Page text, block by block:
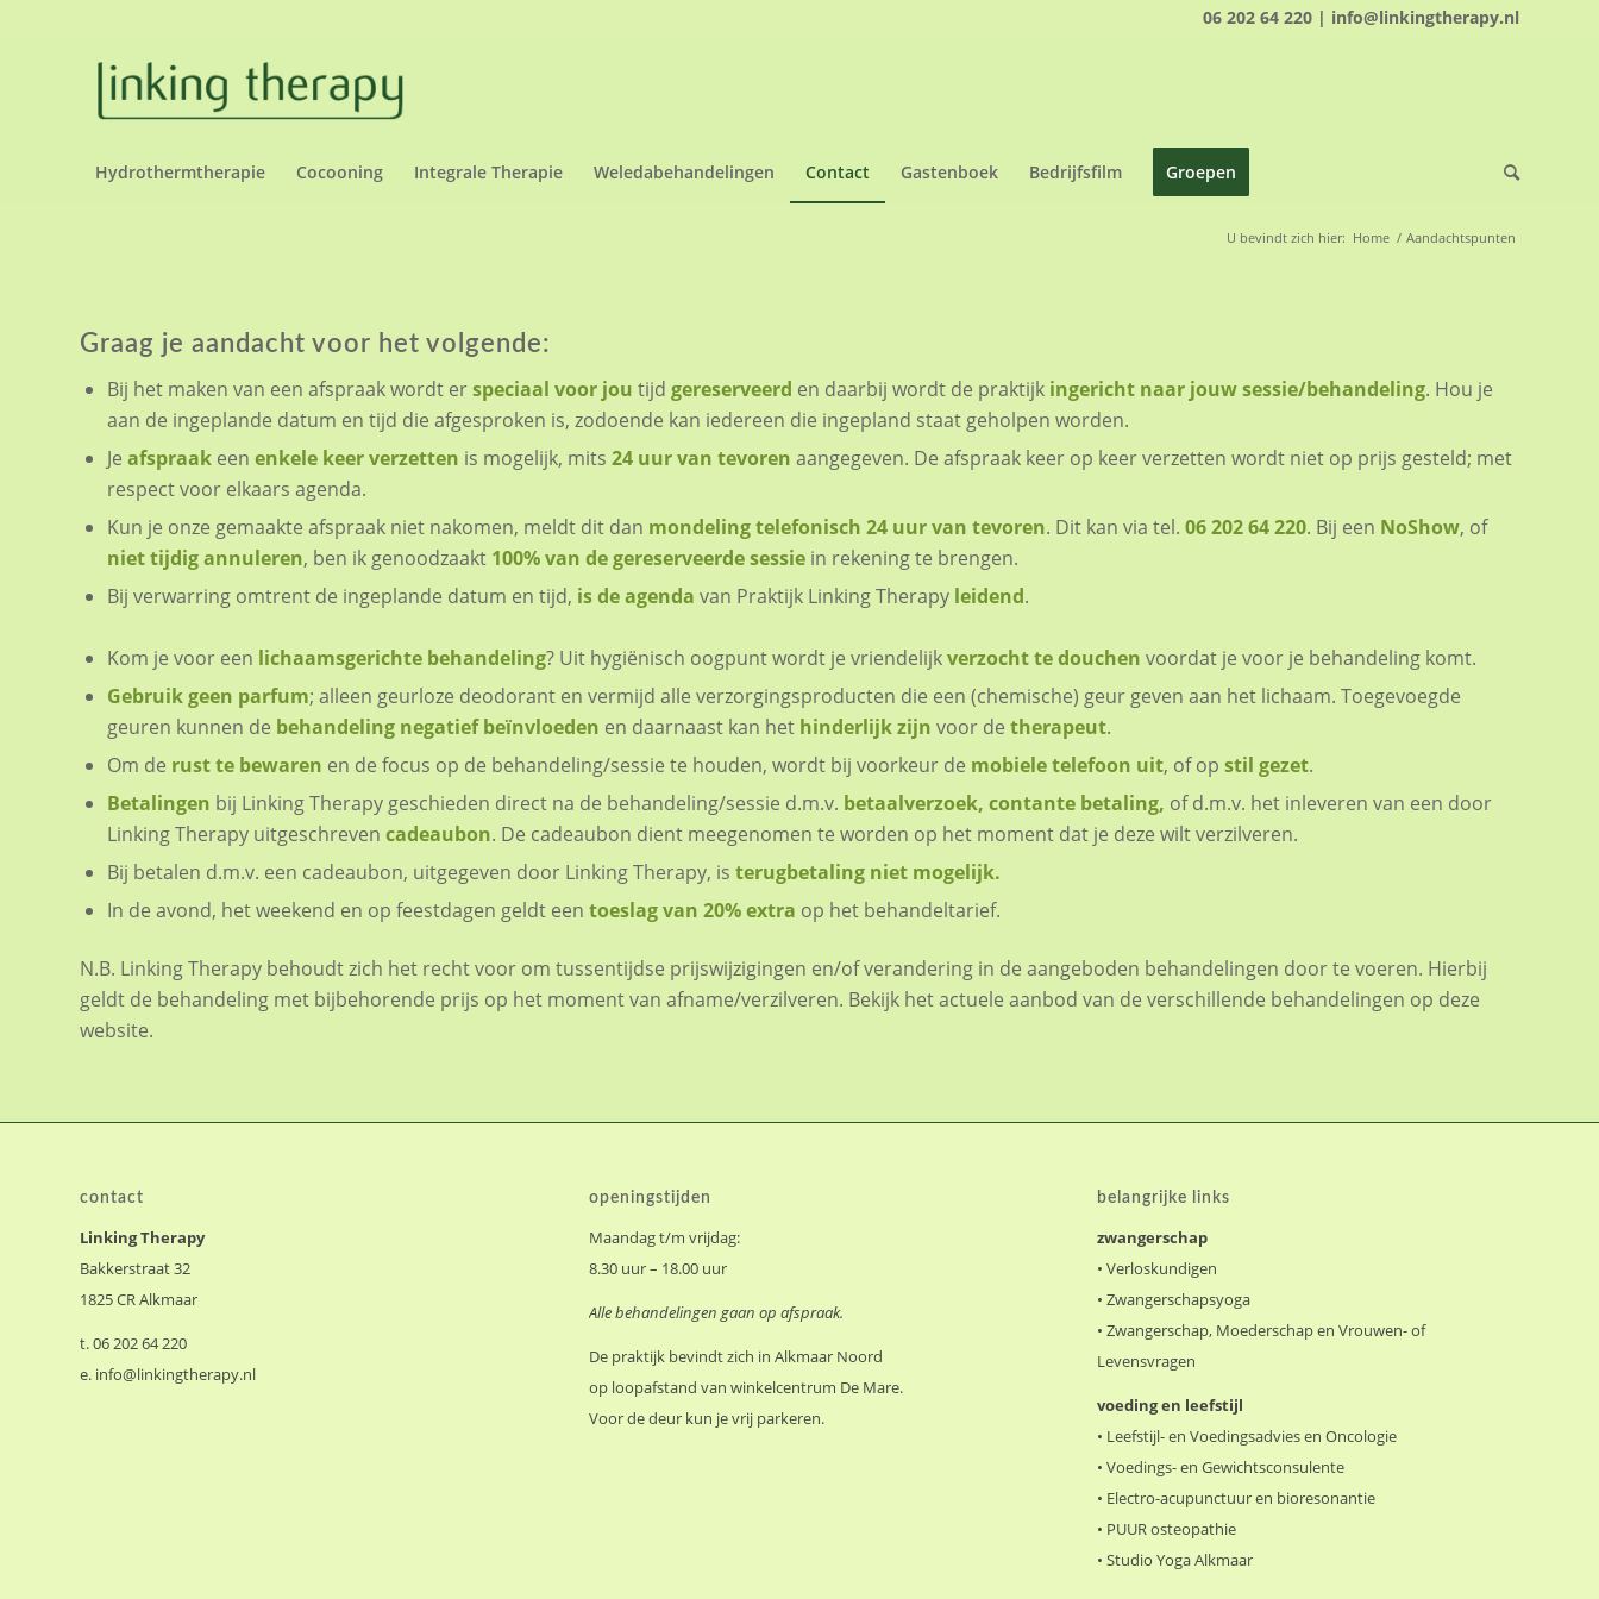
06 202 64 220 | info@linkingtherapy.nl
Hydrothermtherapie Cocooning Integrale Therapie Weledabehandelingen Contact Gastenboek Bedrijfsfilm Groepen
U bevindt zich hier: Home / Aandachtspunten
Graag je aandacht voor het volgende:
Bij het maken van een afspraak wordt erspeciaal voor jou tijd gereserveerd en daarbij wordt de praktijk ingericht naar jouw sessie/behandeling. Hou je
aan de ingeplande datum en tijd die afgesproken is, zodoende kan iedereen die ingepland staat geholpen worden.
Je afspraak een enkele keerverzetten is mogelijk, mits 24 uur van tevoren aangegeven. De afspraak keer op keer verzetten wordt niet op prijs gesteld; met
respect voor elkaars agenda.
Kun je onze gemaakte afspraak niet nakomen, meldt dit dan mondeling telefonisch 24 uur van tevoren. Dit kan via tel. 06 202 64 220. Bij een NoShow, of
niet tijdig annuleren, ben ik genoodzaakt 100% van de gereserveerde sessie in rekening te brengen.
Bij verwarring omtrent de ingeplande datum en tijd, is de agenda van Praktijk Linking Therapy leidend.
Kom je voor een lichaamsgerichte behandeling? Uit hygiënisch oogpunt wordt je vriendelijkverzocht te douchen voordat je voor je behandeling komt.
Gebruik geen parfum; alleen geurloze deodorant en vermijd alle verzorgingsproducten die een (chemische) geur geven aan het lichaam. Toegevoegde
geuren kunnen de behandeling negatief beïnvloeden en daarnaast kan het hinderlijk zijn voor de therapeut.
Om de rust te bewaren en de focus op de behandeling/sessie te houden, wordt bij voorkeur de mobiele telefoon uit, of op stil gezet.
Betalingen bij Linking Therapy geschieden direct na de behandeling/sessie d.m.v. betaalverzoek, contante betaling, of d.m.v. het inleveren van een door
Linking Therapy uitgeschreven cadeaubon. De cadeaubon dient meegenomen te worden op het moment dat je deze wilt verzilveren.
Bij betalen d.m.v. een cadeaubon, uitgegeven door Linking Therapy, is terugbetaling niet mogelijk.
In de avond, het weekend en op feestdagen geldt een toeslag van 20% extra op het behandeltarief.
N.B. Linking Therapy behoudt zich het recht voor om tussentijdse prijswijzigingen en/of verandering in de aangeboden behandelingen door te voeren. Hierbij
geldt de behandeling met bijbehorende prijs op het moment van afname/verzilveren. Bekijk het actuele aanbod van de verschillende behandelingen op deze
website.
contact
Linking Therapy
Bakkerstraat 32
1825 CR Alkmaar
t. 06 202 64 220
e. info@linkingtherapy.nl
openingstijden
Maandag t/m vrijdag:
8.30 uur – 18.00 uur
Alle behandelingen gaan op afspraak.
De praktijk bevindt zich in Alkmaar Noord
op loopafstand van winkelcentrum De Mare.
Voor de deur kun je vrij parkeren.
belangrijke links
zwangerschap
•Verloskundigen
•Zwangerschapsyoga
•Zwangerschap, Moederschap en Vrouwen- of
Levensvragen
voeding en leefstijl
• Leefstijl- en Voedingsadvies en Oncologie
•Voedings- en Gewichtsconsulente
• Electro-acupunctuur en bioresonantie
• PUUR osteopathie
•Studio Yoga Alkmaar